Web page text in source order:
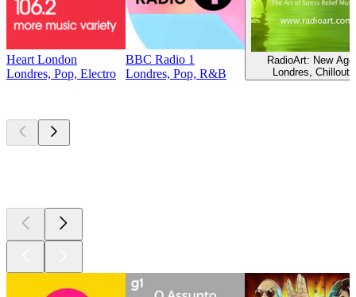
Heart London
Londres, Pop, Electro
BBC Radio 1
Londres, Pop, R&B
RadioArt: New Age
Londres, Chillout